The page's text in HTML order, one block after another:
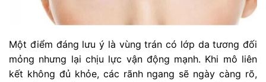
Một điểm đáng lưu ý là vùng trán có lớp da tương đối
mỏng nhưng lại chịu lực vận động mạnh. Khi mô liên
kết không đủ khỏe, các rãnh ngang sẽ ngày càng rõ,